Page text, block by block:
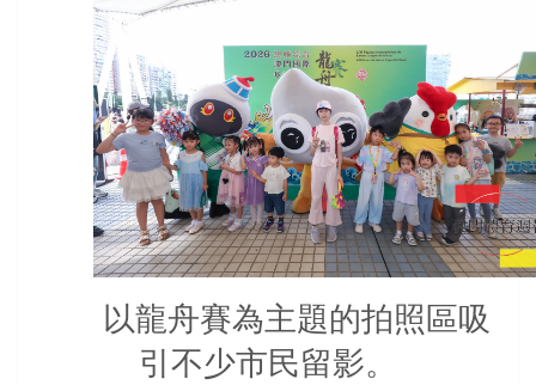
以龍舟賽為主題的拍照區吸
引不少市民留影。